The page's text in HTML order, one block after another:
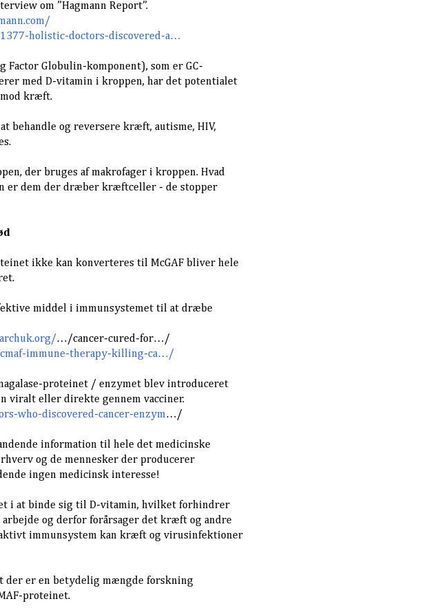
om ”Hagmann Report”.
holistic-doctors-discovered-a…
Factor Globulin-komponent), som er GC-
med D-vitamin i kroppen, har det potentialet
mod kræft.
behandle og reversere kræft, autisme, HIV,
der bruges af makrofager i kroppen. Hvad
er dem der dræber kræftceller - de stopper
ikke kan konverteres til McGAF bliver hele
middel i immunsystemet til at dræbe
…/cancer-cured-for…/
immune-therapy-killing-ca…/
proteinet / enzymet blev introduceret
viralt eller direkte gennem vacciner.
who-discovered-cancer-enzym…/
information til hele det medicinske
og de mennesker der producerer
ingen medicinsk interesse!
i at binde sig til D-vitamin, hvilket forhindrer
og derfor forårsager det kræft og andre
immunsystem kan kræft og virusinfektioner
der er en betydelig mængde forskning
proteinet.